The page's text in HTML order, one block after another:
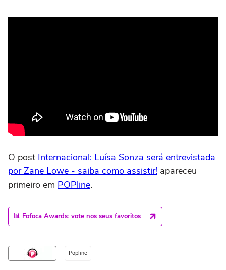
O post Internacional: Luísa Sonza será entrevistada
por Zane Lowe - saiba como assistir! apareceu
primeiro em POPline.
📊 Fofoca Awards: vote nos seus favoritos
Popline